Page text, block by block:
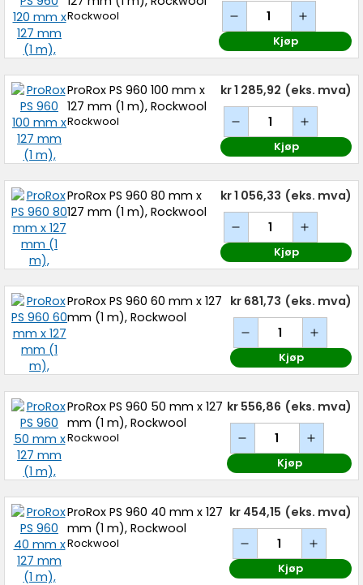
Rockwool
Kjøp
ProRox PS 960 100 mm x
127 mm (1 m), Rockwool
Rockwool
kr 1 285,92 (eks. mva)
Kjøp
ProRox PS 960 80 mm x
127 mm (1 m), Rockwool
kr 1 056,33 (eks. mva)
Kjøp
ProRox PS 960 60 mm x 127
mm (1 m), Rockwool
kr 681,73 (eks. mva)
Kjøp
ProRox PS 960 50 mm x 127
mm (1 m), Rockwool
Rockwool
kr 556,86 (eks. mva)
Kjøp
ProRox PS 960 40 mm x 127
mm (1 m), Rockwool
Rockwool
kr 454,15 (eks. mva)
Kjøp